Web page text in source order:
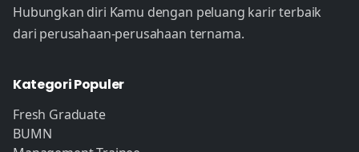
Hubungkan diri Kamu dengan peluang karir terbaik
dari perusahaan-perusahaan ternama.
Kategori Populer
Fresh Graduate
BUMN